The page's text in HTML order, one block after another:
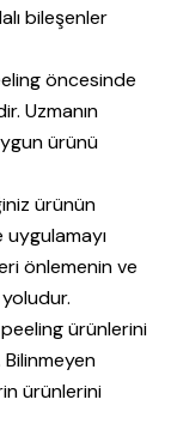
bileşenler
öncesinde
Uzmanın
ürünü
ürünün
uygulamayı
önlemenin ve
ürünlerini
ürünlerini